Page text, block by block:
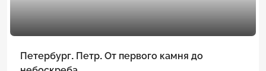
Петербург. Петр. От первого камня до